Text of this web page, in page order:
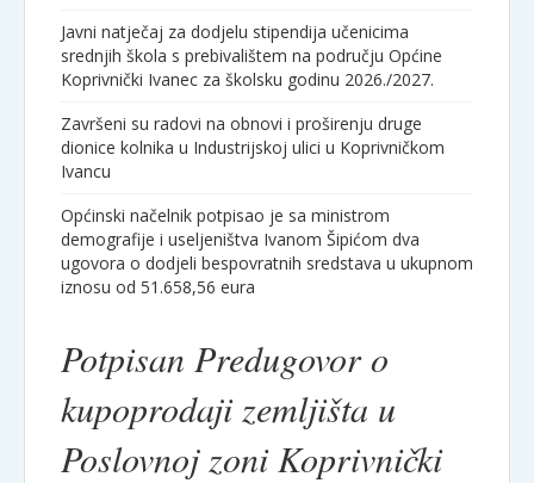
Javni natječaj za dodjelu stipendija učenicima
srednjih škola s prebivalištem na području Općine
Koprivnički Ivanec za školsku godinu 2026./2027.
Završeni su radovi na obnovi i proširenju druge
dionice kolnika u Industrijskoj ulici u Koprivničkom
Ivancu
Općinski načelnik potpisao je sa ministrom
demografije i useljeništva Ivanom Šipićom dva
ugovora o dodjeli bespovratnih sredstava u ukupnom
iznosu od 51.658,56 eura
Potpisan Predugovor o
kupoprodaji zemljišta u
Poslovnoj zoni Koprivnički